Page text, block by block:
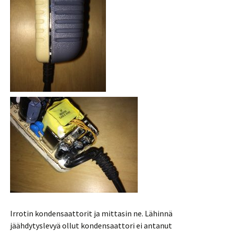
Irrotin kondensaattorit ja mittasin ne. Lähinnä
jäähdytyslevyä ollut kondensaattori ei antanut